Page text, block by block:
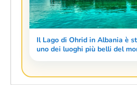
Il Lago di Ohrid in Albania è
uno dei luoghi più belli del